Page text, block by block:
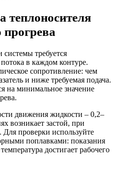
теплоносителя
системы требуется
в каждом контуре.
сопротивление: чем
и ниже требуемая подача.
на минимальное значение
движения жидкости – 0,2–
возникает застой, при
проверки используйте
поплавками: показания
достигает рабочего